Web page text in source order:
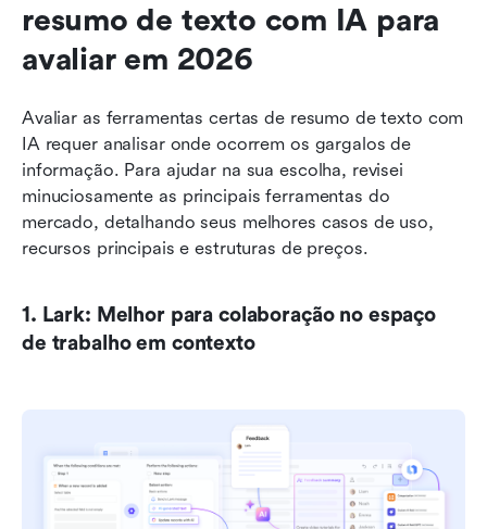
resumo de texto com IA para
avaliar em 2026
Avaliar as ferramentas certas de resumo de texto com
IA requer analisar onde ocorrem os gargalos de
informação. Para ajudar na sua escolha, revisei
minuciosamente as principais ferramentas do
mercado, detalhando seus melhores casos de uso,
recursos principais e estruturas de preços.
1. Lark: Melhor para colaboração no espaço
de trabalho em contexto